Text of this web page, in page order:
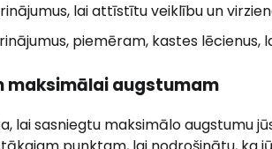
lai attīstītu veiklību un
piemēram, kastes lēcienus,
maksimālai augstumam
lai sasniegtu maksimālo augstumu